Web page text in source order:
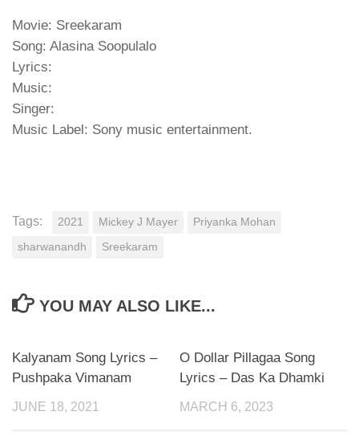
Movie: Sreekaram
Song: Alasina Soopulalo
Lyrics:
Music:
Singer:
Music Label: Sony music entertainment.
Tags: 2021 Mickey J Mayer Priyanka Mohan
sharwanandh Sreekaram
YOU MAY ALSO LIKE...
Kalyanam Song Lyrics –
Pushpaka Vimanam
JUNE 18, 2021
O Dollar Pillagaa Song
Lyrics – Das Ka Dhamki
MARCH 6, 2023